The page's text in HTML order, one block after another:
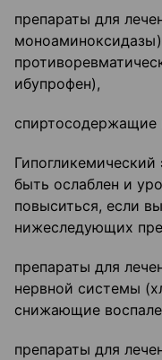
препараты для
ибупрофен),
спиртосодержащие
быть ослаблен и
повыситься, если
нижеследующих
препараты для
нервной системы
снижающие
препараты для